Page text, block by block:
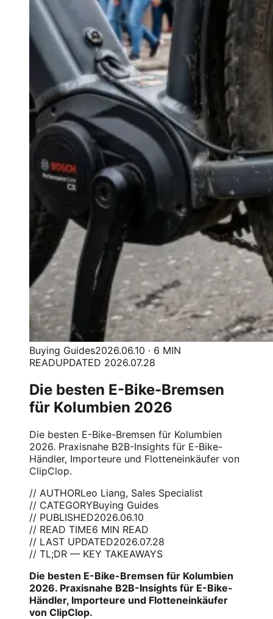
Buying Guides2026.06.10 · 6 MIN
READUPDATED 2026.07.28
Die besten E-Bike-Bremsen
für Kolumbien 2026
Die besten E-Bike-Bremsen für Kolumbien
2026. Praxisnahe B2B-Insights für E-Bike-
Händler, Importeure und Flotteneinkäufer von
ClipClop.
// AUTHORLeo Liang, Sales Specialist
// CATEGORYBuying Guides
// PUBLISHED2026.06.10
// READ TIME6 MIN READ
// LAST UPDATED2026.07.28
// TL;DR — KEY TAKEAWAYS
Die besten E-Bike-Bremsen für Kolumbien
2026. Praxisnahe B2B-Insights für E-Bike-
Händler, Importeure und Flotteneinkäufer
von ClipClop.